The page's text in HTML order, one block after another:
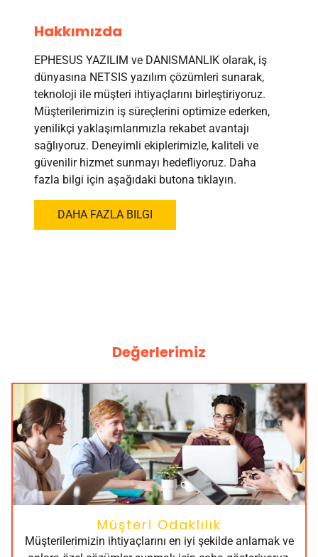
Hakkımızda
EPHESUS YAZILIM ve DANISMANLIK olarak, iş
dünyasına NETSIS yazılım çözümleri sunarak,
teknoloji ile müşteri ihtiyaçlarını birleştiriyoruz.
Müşterilerimizin iş süreçlerini optimize ederken,
yenilikçi yaklaşımlarımızla rekabet avantajı
sağlıyoruz. Deneyimli ekiplerimizle, kaliteli ve
güvenilir hizmet sunmayı hedefliyoruz. Daha
fazla bilgi için aşağıdaki butona tıklayın.
DAHA FAZLA BILGI
Değerlerimiz
Müşteri Odaklılık
Müşterilerimizin ihtiyaçlarını en iyi şekilde anlamak ve